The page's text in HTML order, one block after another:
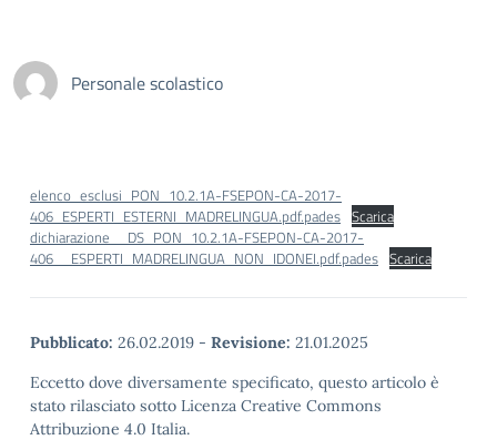
Personale scolastico
elenco_esclusi_PON_10.2.1A-FSEPON-CA-2017-
406_ESPERTI_ESTERNI_MADRELINGUA.pdf.pades Scarica
dichiarazione__DS_PON_10.2.1A-FSEPON-CA-2017-
406__ESPERTI_MADRELINGUA_NON_IDONEI.pdf.pades Scarica
Pubblicato: 26.02.2019 - Revisione: 21.01.2025
Eccetto dove diversamente specificato, questo articolo è
stato rilasciato sotto Licenza Creative Commons
Attribuzione 4.0 Italia.